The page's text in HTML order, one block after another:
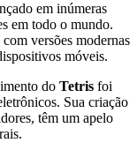
em inúmeras
em todo o mundo.
versões modernas
móveis.
do Tetris foi
Sua criação
têm um apelo